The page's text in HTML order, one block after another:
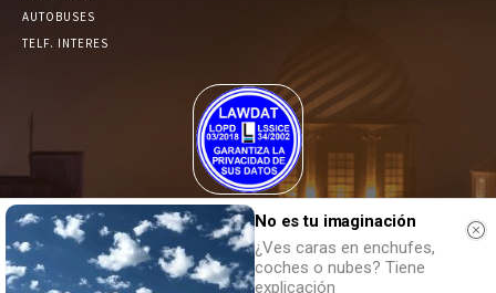
AUTOBUSES
TELF. INTERES
El Periódico de Yecla alcanza un grado más de compromiso en el
tratamiento de sus datos.No es tu imaginación
¿Ves caras en enchufes,
coches o nubes? Tiene
explicación